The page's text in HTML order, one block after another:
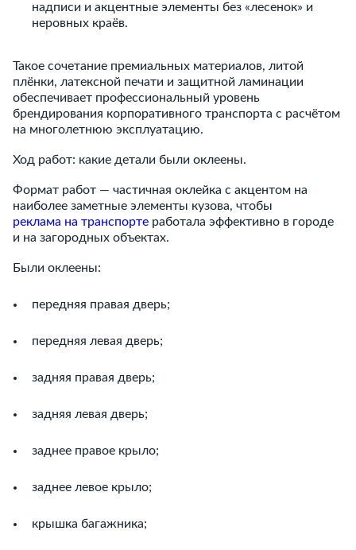
надписи и акцентные элементы без «лесенок» и
неровных краёв.
Такое сочетание премиальных материалов, литой
плёнки, латексной печати и защитной ламинации
обеспечивает профессиональный уровень
брендирования корпоративного транспорта с расчётом
на многолетнюю эксплуатацию.
Ход работ: какие детали были оклеены.
Формат работ — частичная оклейка с акцентом на
наиболее заметные элементы кузова, чтобы
реклама на транспорте работала эффективно в городе
и на загородных объектах.
Были оклеены:
передняя правая дверь;
передняя левая дверь;
задняя правая дверь;
задняя левая дверь;
заднее правое крыло;
заднее левое крыло;
крышка багажника;